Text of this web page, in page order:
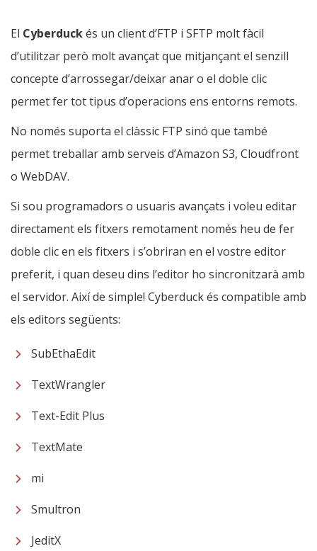
El Cyberduckés un client d’FTP i SFTP molt fàcil
d’utilitzar però molt avançat que mitjançant el senzill
concepte d’arrossegar/deixar anar o el doble clic
permet fer tot tipus d’operacions ens entorns remots.
No només suporta el clàssic FTP sinó que també
permet treballar amb serveis d’Amazon S3, Cloudfront
o WebDAV.
Si sou programadors o usuaris avançats i voleu editar
directament els fitxers remotament només heu de fer
doble clic en els fitxers i s’obriran en el vostre editor
preferit, i quan deseu dins l’editor ho sincronitzarà amb
el servidor. Així de simple! Cyberduck és compatible amb
els editors següents:
SubEthaEdit
TextWrangler
Text-Edit Plus
TextMate
mi
Smultron
JeditX